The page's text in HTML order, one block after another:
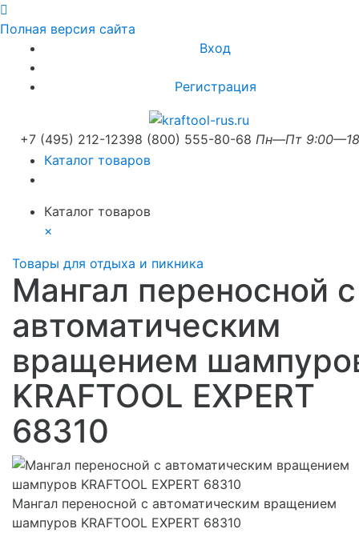
Полная версия сайта
Вход
Регистрация
+7 (495) 212-12398 (800) 555-80-68 Пн—Пт
Каталог товаров
Каталог товаров
×
Товары для отдыха и пикника
Мангал переносной с
автоматическим
вращением
KRAFTOOL EXPERT
68310
Мангал переносной с автоматическим вращением
шампуров KRAFTOOL EXPERT 68310